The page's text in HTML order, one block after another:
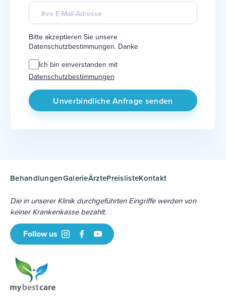
Bitte akzeptieren Sie unsere
Datenschutzbestimmungen. Danke
Ich bin einverstanden mit
Datenschutzbestimmungen
BehandlungenGalerieÄrztePreislisteKontakt
Die in unserer Klinik durchgeführten Eingriffe werden von
keiner Krankenkasse bezahlt.
Follow us